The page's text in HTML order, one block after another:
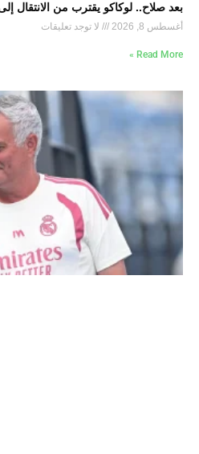
بعد صلاح.. لوكاكو يقترب من الانتقال
أغسطس 8, 2026 لا توجد تعليقات
Read More »